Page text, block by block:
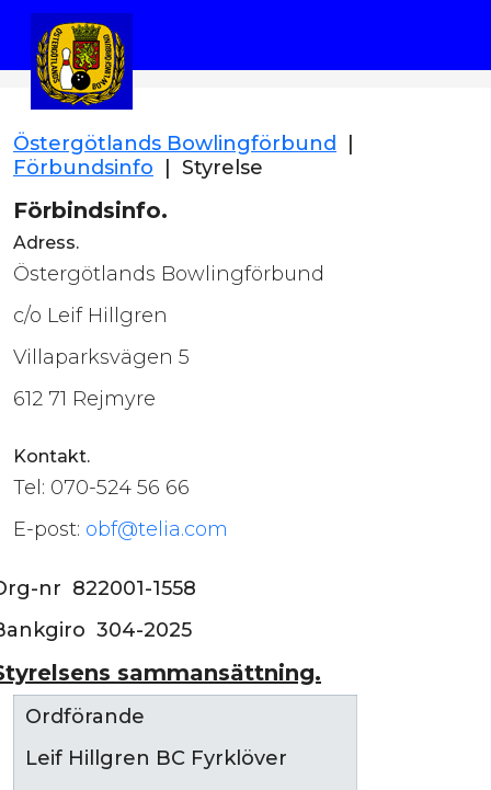
Östergötlands Bowlingförbund
Förbundsinfo
Styrelse
Förbindsinfo.
Adress.
Östergötlands Bowlingförbund
c/o Leif Hillgren
Villaparksvägen 5
612 71 Rejmyre
Kontakt.
Tel: 070-524 56 66
E-post: obf@telia.com
nr 822001-1558
304-2025
sammansättning.
Ordförande
Leif Hillgren BC Fyrklöver